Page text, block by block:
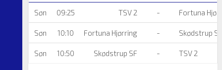
Søn 09:25 TSV 2 - Fortuna
Søn 10:10 Fortuna Hjørring - Skødstrup SF
Søn 10:50 Skødstrup SF - TSV 2